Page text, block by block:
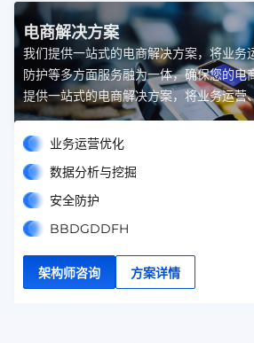
电商解决方案
我们提供一站式的电商解决方案，将业务
防护等多方面服务融为一体，确保您的电
提供一站式的电商解决方案，将业务运营
等多方面服务融为一体，确保您的电商业
业务运营优化
数据分析与挖掘
安全防护
BBDGDDFH
架构师咨询 方案详情